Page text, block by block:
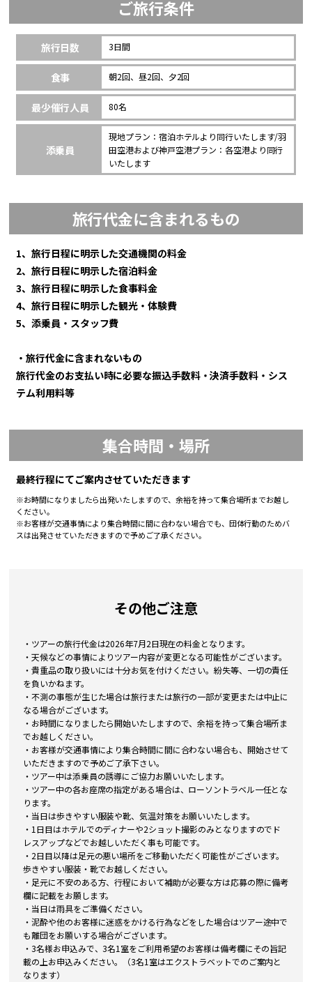
ご旅行条件
旅行日数 3日間
食事 朝2回、昼2回、夕2回
最少催行人員 80名
添乗員
現地プラン：宿泊ホテルより同行いたします/羽
田空港および神戸空港プラン：各空港より同行
いたします
旅行代金に含まれるもの
1、旅行日程に明示した交通機関の料金
2、旅行日程に明示した宿泊料金
3、旅行日程に明示した食事料金
4、旅行日程に明示した観光・体験費
5、添乗員・スタッフ費
・旅行代金に含まれないもの
旅行代金のお支払い時に必要な振込手数料・決済手数料・シス
テム利用料等
集合時間・場所
最終行程にてご案内させていただきます
※お時間になりましたら出発いたしますので、余裕を持って集合場所までお越し
ください。
※お客様が交通事情により集合時間に間に合わない場合でも、団体行動のためバ
スは出発させていただきますので予めご了承ください。
その他ご注意
・ツアーの旅行代金は2026年7月2日現在の料金となります。
・天候などの事情によりツアー内容が変更となる可能性がございます。
・貴重品の取り扱いには十分お気を付けください。紛失等、一切の責任
を負いかねます。
・不測の事態が生じた場合は旅行または旅行の一部が変更または中止に
なる場合がございます。
・お時間になりましたら開始いたしますので、余裕を持って集合場所ま
でお越しください。
・お客様が交通事情により集合時間に間に合わない場合も、開始させて
いただきますので予めご了承下さい。
・ツアー中は添乗員の誘導にご協力お願いいたします。
・ツアー中の各お座席の指定がある場合は、ローソントラベル一任とな
ります。
・当日は歩きやすい服装や靴、気温対策をお願いいたします。
・1日目はホテルでのディナーや2ショット撮影のみとなりますのでド
レスアップなどでお越しいただく事も可能です。
・2日目以降は足元の悪い場所をご移動いただく可能性がございます。
歩きやすい服装・靴でお越しください。
・足元に不安のある方、行程において補助が必要な方は応募の際に備考
欄に記載をお願します。
・当日は雨具をご準備ください。
・泥酔や他のお客様に迷惑をかける行為などをした場合はツアー途中で
も離団をお願いする場合がございます。
・3名様お申込みで、3名1室をご利用希望のお客様は備考欄にその旨記
載の上お申込みください。（3名1室はエクストラベットでのご案内と
なります）